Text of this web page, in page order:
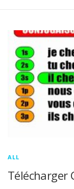
ALL
Télécharger